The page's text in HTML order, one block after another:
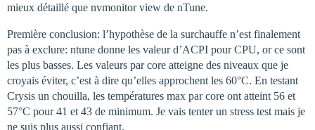
mieux détaillé que nvmonitor view de nTune.
Première conclusion: l’hypothèse de la surchauffe n’est finalement
pas à exclure: ntune donne les valeur d’ACPI pour CPU, or ce sont
les plus basses. Les valeurs par core atteigne des niveaux que je
croyais éviter, c’est à dire qu’elles approchent les 60°C. En testant
Crysis un chouilla, les températures max par core ont atteint 56 et
57°C pour 41 et 43 de minimum. Je vais tenter un stress test mais je
ne suis plus aussi confiant.